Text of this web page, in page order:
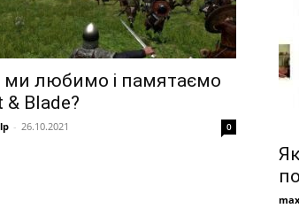
ми любимо і памятаємо
& Blade?
- 26.10.2021 0